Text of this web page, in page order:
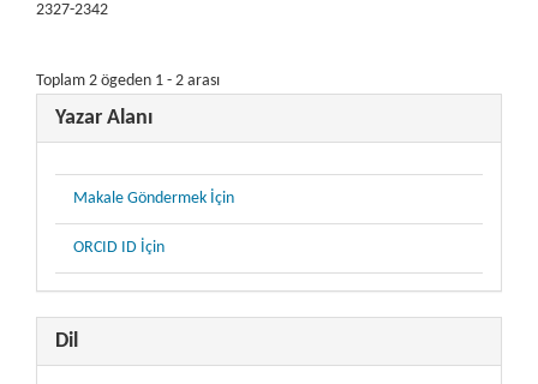
2327-2342
Toplam 2 ögeden 1 - 2 arası
Yazar Alanı
Makale Göndermek İçin
ORCID ID İçin
Dil